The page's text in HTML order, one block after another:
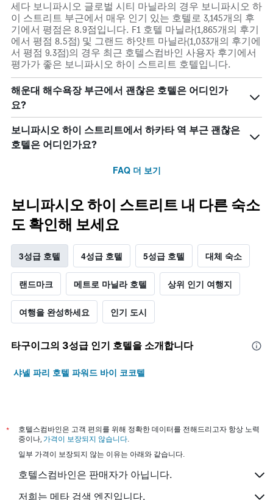
세다 보니파시오 글로벌 시티 마닐라의 경우 보니파시오 하
이 스트리트 부근에서 매우 인기 있는 호텔로 3,145개의 후
기에서 평점은 8.9점입니다. F1 호텔 마닐라(1,865개의 후기
에서 평점 8.5점) 및 그랜드 하얏트 마닐라(1,033개의 후기에
서 평점 9.3점)의 경우 최근 호텔스컴바인 사용자 후기에서
평가가 좋은 보니파시오 하이 스트리트 호텔입니다.
해운대 해수욕장 부근에서 괜찮은 호텔은 어디인가
요?
보니파시오 하이 스트리트에서 하카타 역 부근 괜찮은
호텔은 어디인가요?
FAQ 더 보기
보니파시오 하이 스트리트 내 다른 숙소
도 확인해 보세요
3성급 호텔 4성급 호텔 5성급 호텔 대체 숙소
랜드마크 메트로 마닐라 호텔 상위 인기 여행지
여행을 완성하세요 인기 도시
타구이그​의 3​성급 인기 호텔을 소개합니다
샤넬 파리 호텔 파워드 바이 코코텔
*
호텔스컴바인은 고객 편의를 위해 정확한 데이터를 전해드리고자 항상 노력
중이나, 가격이 보장되지 않습니다.
일부 가격이 보장되지 않는 이유는 아래와 같습니다.
호텔스컴바인은 판매자가 아닙니다.
저희는 메타 검색 엔진입니다.